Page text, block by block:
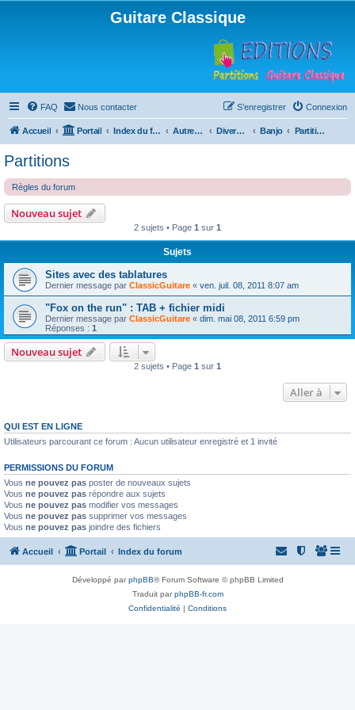
Guitare Classique
FAQ Nous contacter Connexion
S’enregistrer
Accueil Portail Index du forum Autres instruments à cordes pincées, ou styles Divers instruments Banjo Partitions
Partitions
Règles du forum
Nouveau sujet
2 sujets • Page 1 sur 1
Sujets
Sites avec des tablatures
Dernier message par ClassicGuitare « ven. juil. 08, 2011 8:07 am
"Fox on the run" : TAB + fichier midi
Dernier message par ClassicGuitare « dim. mai 08, 2011 6:59 pm
Réponses : 1
Nouveau sujet
2 sujets • Page 1 sur 1
Aller à
QUI EST EN LIGNE
Utilisateurs parcourant ce forum : Aucun utilisateur enregistré et 1 invité
PERMISSIONS DU FORUM
Vous ne pouvez pas poster de nouveaux sujets
Vous ne pouvez pas répondre aux sujets
Vous ne pouvez pas modifier vos messages
Vous ne pouvez pas supprimer vos messages
Vous ne pouvez pas joindre des fichiers
Accueil Portail Index du forum
Développé parphpBB® Forum Software © phpBB Limited
Traduit parphpBB-fr.com
Confidentialité | Conditions